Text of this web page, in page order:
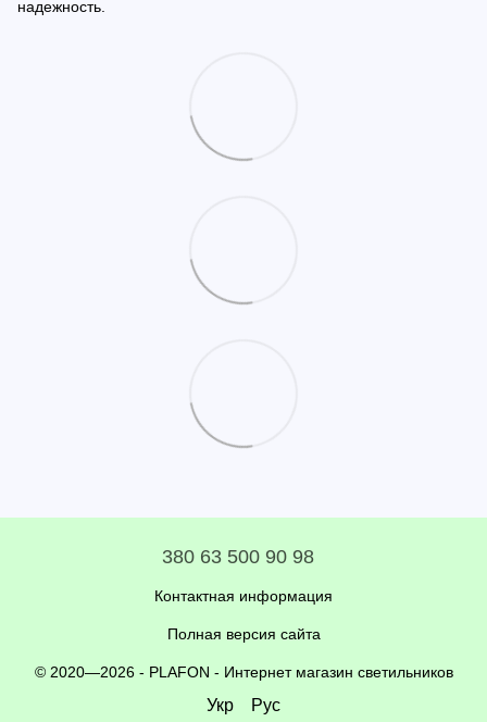
надежность.
380 63 500 90 98
Контактная информация
Полная версия сайта
© 2020—2026 - PLAFON - Интернет магазин светильников
Укр Рус